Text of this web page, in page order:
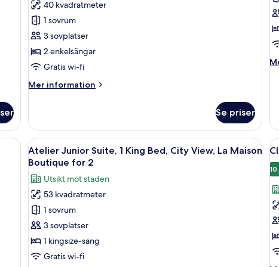
2
Twin
Beds,
City
View
40 kvadratmeter
1 sovrum
3 sovplatser
2 enkelsängar
Gratis wi-fi
Mer information
Mer
2
Twin
Beds,
City
Se priser
1
en röd matta, en röd stol och tapeter med mönster.
Öppna
alla
foton
för
Atelier
Junior
Suite,
1
King
Ett rum med mönstrad tapet, en
19
Atelier Junior Suite, 1 King Bed, City View, La Maison
Boutique for 2
Utsikt mot staden
53 kvadratmeter
1 sovrum
3 sovplatser
1 kingsize-säng
Gratis wi-fi
1